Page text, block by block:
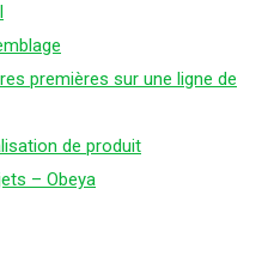
premières sur une ligne de
de produit
– Obeya